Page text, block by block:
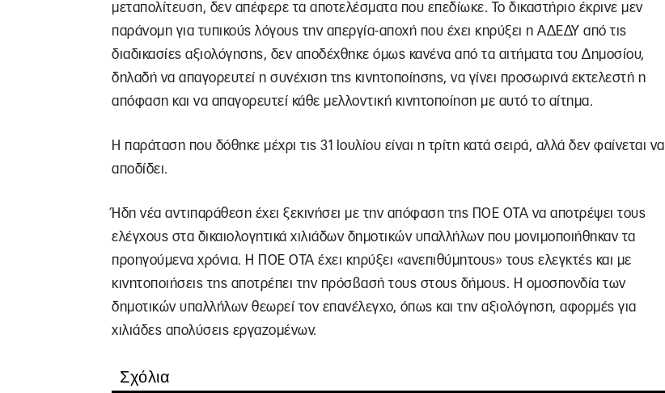
μεταπολίτευση, δεν απέφερε τα αποτελέσματα που επεδίωκε. Το δικαστήριο έκρινε μεν
παράνομη για τυπικούς λόγους την απεργία-αποχή που έχει κηρύξει η ΑΔΕΔΥ από τις
διαδικασίες αξιολόγησης, δεν αποδέχθηκε όμως κανένα από τα αιτήματα του Δημοσίου,
δηλαδή να απαγορευτεί η συνέχιση της κινητοποίησης, να γίνει προσωρινά εκτελεστή η
απόφαση και να απαγορευτεί κάθε μελλοντική κινητοποίηση με αυτό το αίτημα.
Η παράταση που δόθηκε μέχρι τις 31 Ιουλίου είναι η τρίτη κατά σειρά, αλλά δεν φαίνεται να
αποδίδει.
Ήδη νέα αντιπαράθεση έχει ξεκινήσει με την απόφαση της ΠΟΕ ΟΤΑ να αποτρέψει τους
ελέγχους στα δικαιολογητικά χιλιάδων δημοτικών υπαλλήλων που μονιμοποιήθηκαν τα
προηγούμενα χρόνια. Η ΠΟΕ ΟΤΑ έχει κηρύξει «ανεπιθύμητους» τους ελεγκτές και με
κινητοποιήσεις της αποτρέπει την πρόσβασή τους στους δήμους. Η ομοσπονδία των
δημοτικών υπαλλήλων θεωρεί τον επανέλεγχο, όπως και την αξιολόγηση, αφορμές για
χιλιάδες απολύσεις εργαζομένων.
Σχόλια